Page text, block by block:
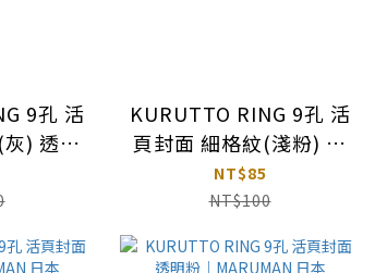
9孔 活
) 透明
日本
KURUTTO RING 9孔 活
頁封面 細格紋(淺粉) 透
明｜MARUMAN 日本
NT$85
NT$100